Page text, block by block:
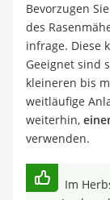
Bevorzugen
des
infrage. Diese
Geeignet sind
kleineren bis
weitläufige
weiterhin,
verwenden.
Im